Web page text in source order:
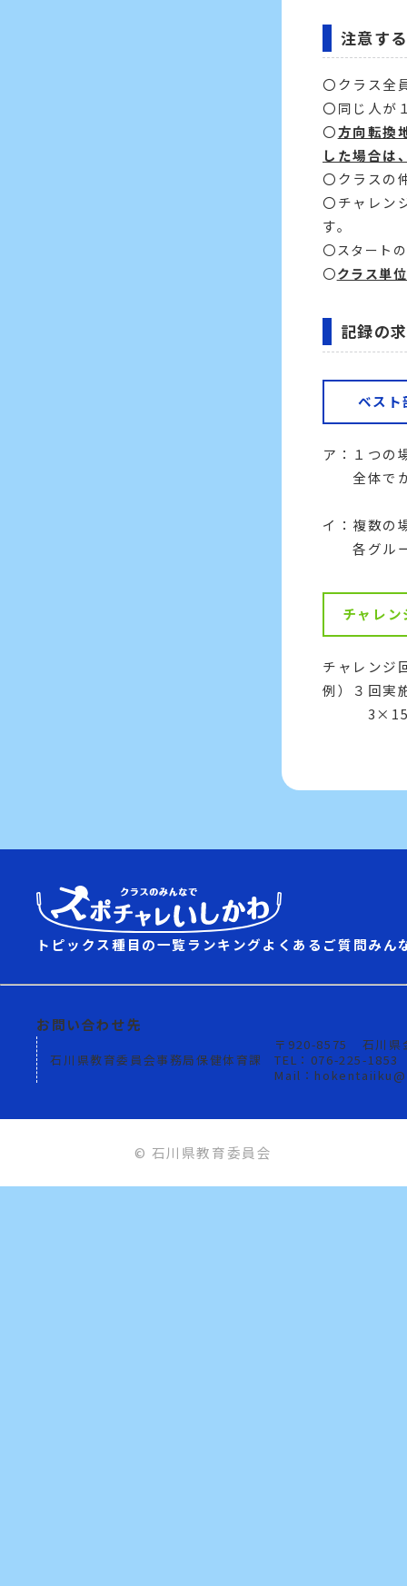
注意す
〇クラス全
〇同じ人が
〇方向転換
した場合は
〇クラスの
〇チャレン
す。
〇スタート
〇クラス単
記録の
ベスト
ア：１つの
全体で
イ：複数の
各グルー
チャレ
チャレンジ
例）３回実
3×15＋
トピックス種目の一覧ランキングよくあるご質問みん
お問い合わせ先
石川県教育委員会事務局保健体育課
〒920-8575
石川
TEL：076-225-1853
Mail：
© 石川県教育委員会